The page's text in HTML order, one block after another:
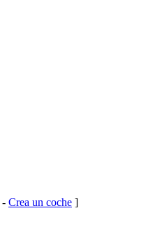
- Crea un coche ]